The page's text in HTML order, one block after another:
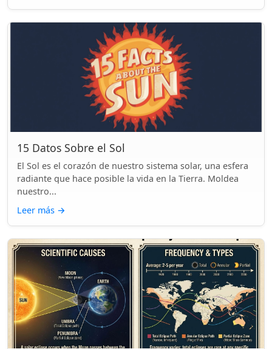
15 Datos Sobre el Sol
El Sol es el corazón de nuestro sistema solar, una esfera
radiante que hace posible la vida en la Tierra. Moldea
nuestro...
Leer más →